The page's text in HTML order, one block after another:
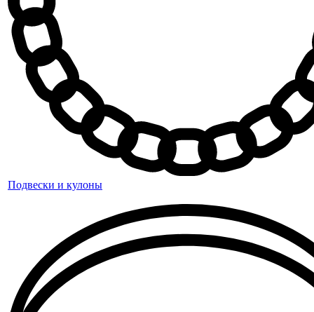
Подвески и кулоны